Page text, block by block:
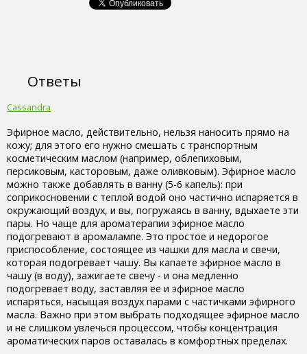
Ответы
Cassandra
Эфирное масло, действительно, нельзя наносить прямо на
кожу; для этого его нужно смешать с транспортным
косметическим маслом (например, облепиховым,
персиковым, касторовым, даже оливковым). Эфирное масло
можно также добавлять в ванну (5-6 капель): при
соприкосновении с теплой водой оно частично испаряется в
окружающий воздух, и вы, погружаясь в ванну, вдыхаете эти
пары. Но чаще для ароматерапии эфирное масло
подогревают в аромалампе. Это простое и недорогое
приспособление, состоящее из чашки для масла и свечи,
которая подогревает чашу. Вы капаете эфирное масло в
чашу (в воду), зажигаете свечу - и она медленно
подогревает воду, заставляя ее и эфирное масло
испаряться, насыщая воздух парами с частичками эфирного
масла. Важно при этом выбрать подходящее эфирное масло
и не слишком увлечься процессом, чтобы концентрация
ароматических паров оставалась в комфортных пределах.